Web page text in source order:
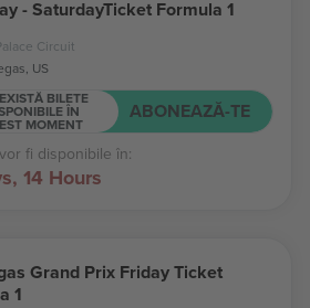
- SaturdayTicket Formula 1
Circuit
US
BILETE
ÎN
MOMENT
ABONEAZĂ-TE
fi disponibile în:
, 14 Hours
Grand Prix Friday Ticket
1